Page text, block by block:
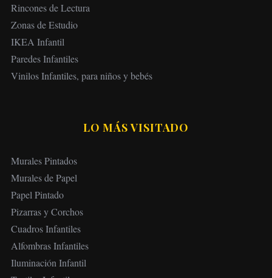
Rincones de Lectura
Zonas de Estudio
IKEA Infantil
Paredes Infantiles
Vinilos Infantiles, para niños y bebés
LO MÁS VISITADO
Murales Pintados
Murales de Papel
Papel Pintado
Pizarras y Corchos
Cuadros Infantiles
Alfombras Infantiles
Iluminación Infantil